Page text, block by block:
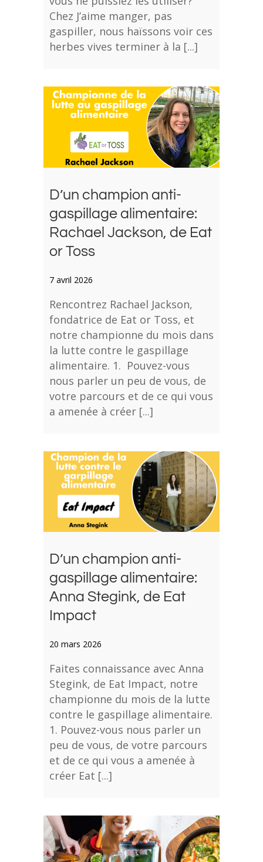
Chez J’aime manger, pas
gaspiller, nous haïssons voir ces
herbes vives terminer à la [...]
D’un champion anti-
gaspillage alimentaire:
Rachael Jackson, de Eat
or Toss
7 avril 2026
Rencontrez Rachael Jackson,
fondatrice de Eat or Toss, et
notre championne du mois dans
la lutte contre le gaspillage
alimentaire. 1. Pouvez-vous
nous parler un peu de vous, de
votre parcours et de ce qui vous
a amenée à créer [...]
D’un champion anti-
gaspillage alimentaire:
Anna Stegink, de Eat
Impact
20 mars 2026
Faites connaissance avec Anna
Stegink, de Eat Impact, notre
championne du mois de la lutte
contre le gaspillage alimentaire.
1. Pouvez-vous nous parler un
peu de vous, de votre parcours
et de ce qui vous a amenée à
créer Eat [...]